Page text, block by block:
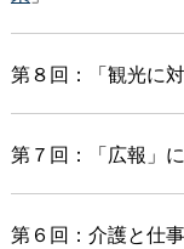
第８回：「観光に
第７回：「広報」
第６回：介護と仕